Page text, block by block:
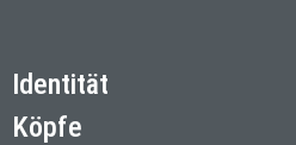
Identität
Köpfe